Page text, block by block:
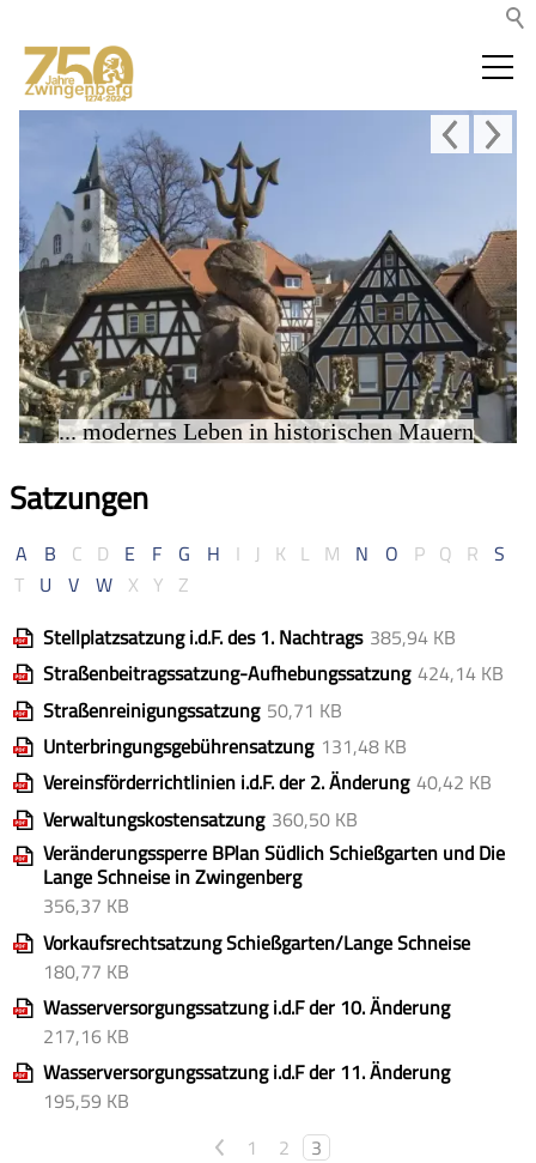
... modernes Leben in historischen Mauern
Satzungen
A B C D E F G H I J K L M N O P Q R S
T U V W X Y Z
Stellplatzsatzung i.d.F. des 1. Nachtrags 385,94 KB
Straßenbeitragssatzung-Aufhebungssatzung 424,14 KB
Straßenreinigungssatzung 50,71 KB
Unterbringungsgebührensatzung 131,48 KB
Vereinsförderrichtlinien i.d.F. der 2. Änderung 40,42 KB
Verwaltungskostensatzung 360,50 KB
Veränderungssperre BPlan Südlich Schießgarten und Die
Lange Schneise in Zwingenberg
356,37 KB
Vorkaufsrechtsatzung Schießgarten/Lange Schneise
180,77 KB
Wasserversorgungssatzung i.d.F der 10. Änderung
217,16 KB
Wasserversorgungssatzung i.d.F der 11. Änderung
195,59 KB
<
1 2 3